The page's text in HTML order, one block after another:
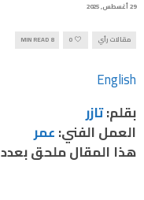
29 أغسطس, 2025
مقالات رأي 0
8 MIN READ
English
بقلم:تازر
العمل الفني:عمر
هذا المقال ملحق بعدد